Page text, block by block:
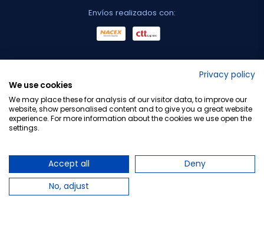
Envíos realizados con:
Privacy policy
We use cookies
We may place these for analysis of our visitor data, to improve our
website, show personalised content and to give you a great website
experience. For more information about the cookies we use open the
settings.
Accept all
Deny
No, adjust